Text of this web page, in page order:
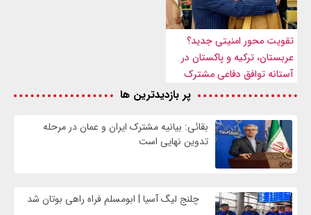
تقویت محور امنیتی جدید؟
عربستان، ترکیه و پاکستان در
آستانه توافق دفاعی مشترک
پر بازدیدترین ها
بقائی: بیانیه مشترک ایران و عمان در مرحله
تدوین نهایی است
چلنج لیگ آسیا | ابومسلم فراه راهی بوتان شد